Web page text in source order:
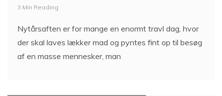
3 Min Reading
Nytårsaften er for mange en enormt travl dag, hvor
der skal laves lækker mad og pyntes fint op til besøg
af en masse mennesker, man